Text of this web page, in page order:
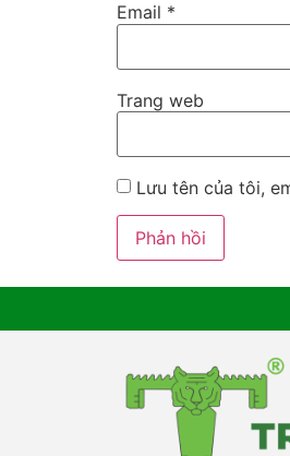
Email *
Trang web
Lưu tên của tôi,